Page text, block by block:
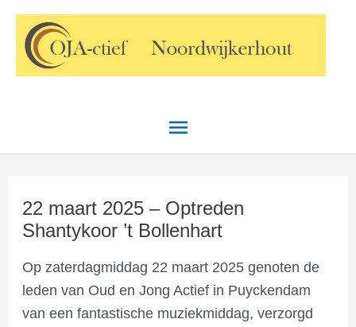
Ga
naar
inhoud
Hoofdmenu
22 maart 2025 – Optreden
Shantykoor ’t Bollenhart
Op zaterdagmiddag 22 maart 2025 genoten de
leden van Oud en Jong Actief in Puyckendam
van een fantastische muziekmiddag, verzorgd